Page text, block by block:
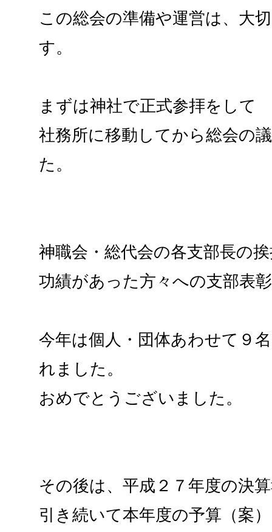
この総会の準備や運営は、大
す。
まずは神社で正式参拝をして
社務所に移動してから総会の
た。
神職会・総代会の各支部長の
功績があった方々への支部表
今年は個人・団体あわせて９
れました。
おめでとうございました。
その後は、平成２７年度の決
引き続いて本年度の予算（案